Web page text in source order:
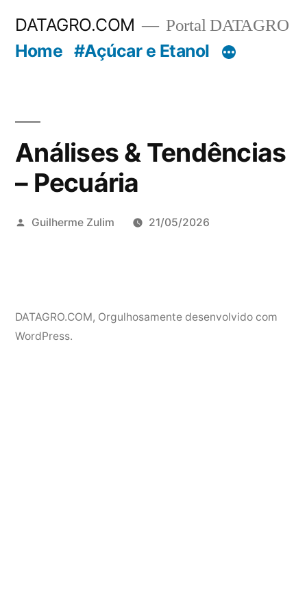
DATAGRO.COM Portal DATAGRO
Home #Açúcar e Etanol
Análises & Tendências
– Pecuária
Publicado
Guilherme Zulim 21/05/2026
DATAGRO.COM, Orgulhosamente desenvolvido com
WordPress.